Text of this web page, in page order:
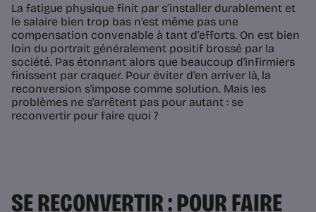
La fatigue physique finit par s’installer durablement et
le salaire bien trop bas n’est même pas une
compensation convenable à tant d’efforts. On est bien
loin du portrait généralement positif brossé par la
société. Pas étonnant alors que beaucoup d'infirmiers
finissent par craquer. Pour éviter d’en arriver là, la
reconversion s'impose comme solution. Mais les
problèmes ne s’arrêtent pas pour autant : se
reconvertir pour faire quoi ?
SE RECONVERTIR : POUR FAIRE